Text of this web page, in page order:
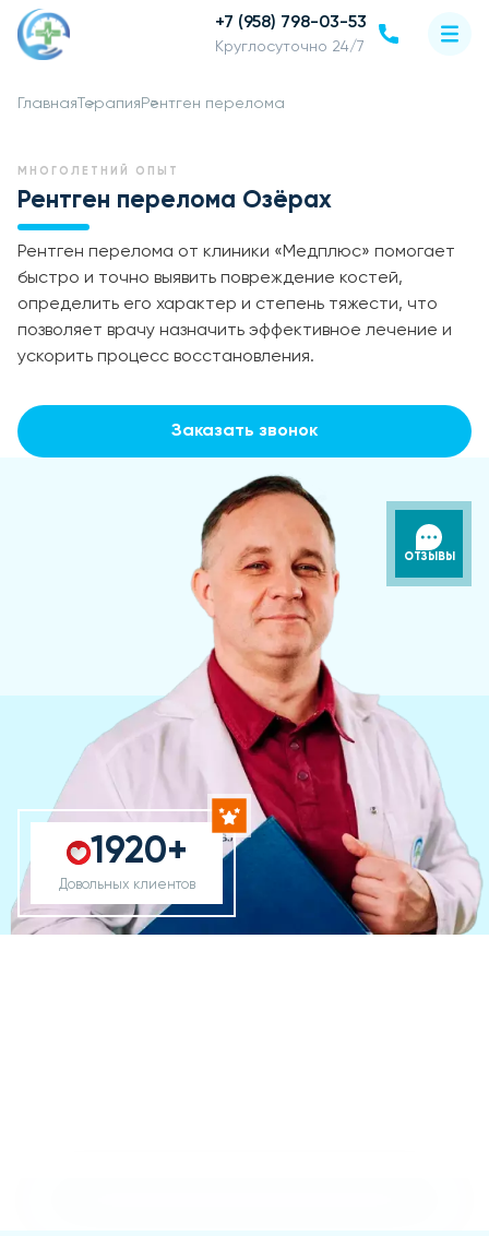
+7 (958) 798-03-53
Круглосуточно 24/7
Главная Терапия Рентген перелома
МНОГОЛЕТНИЙ ОПЫТ
Рентген перелома Озёрах
Рентген перелома от клиники «Медплюс» помогает
быстро и точно выявить повреждение костей,
определить его характер и степень тяжести, что
позволяет врачу назначить эффективное лечение и
ускорить процесс восстановления.
Заказать звонок
1920+
Довольных клиентов
ОТЗЫВЫ